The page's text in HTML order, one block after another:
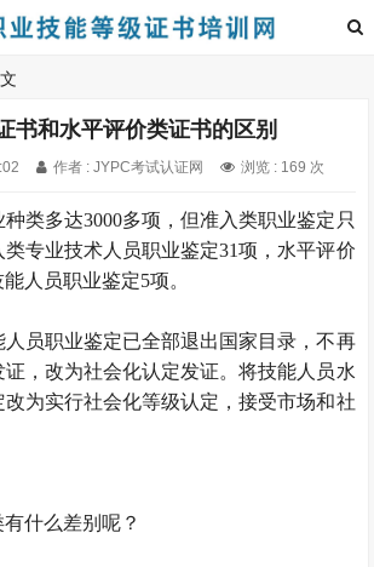
书和水平评价类证书的区别
作者 : JYPC考试认证网 浏览 : 169 次
类多达3000多项，但准入类职业鉴定只
专业技术人员职业鉴定31项，水平评价
人员职业鉴定5项。
员职业鉴定已全部退出国家目录，不再
，改为社会化认定发证。将技能人员水
为实行社会化等级认定，接受市场和社
什么差别呢？